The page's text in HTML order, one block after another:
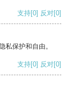
支持[0] 反对[0]
私保护和自由。
支持[0] 反对[0]